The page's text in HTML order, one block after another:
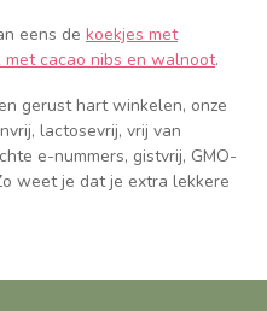
eens de koekjes met
met cacao nibs en walnoot.
gerust hart winkelen, onze
lactosevrij, vrij van
e-nummers, gistvrij, GMO-
weet je dat je extra lekkere